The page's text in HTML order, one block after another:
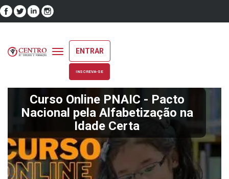
Toggle
navigation
ENTRAR
INSCREVA-SE
Curso Online PNAIC - Pacto
Nacional pela Alfabetização na
Idade Certa